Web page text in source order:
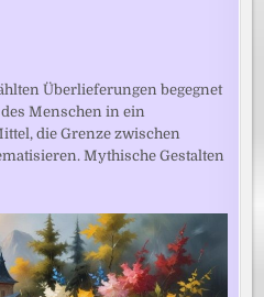
Überlieferungen begegnet
Menschen in ein
die Grenze zwischen
Mythische Gestalten